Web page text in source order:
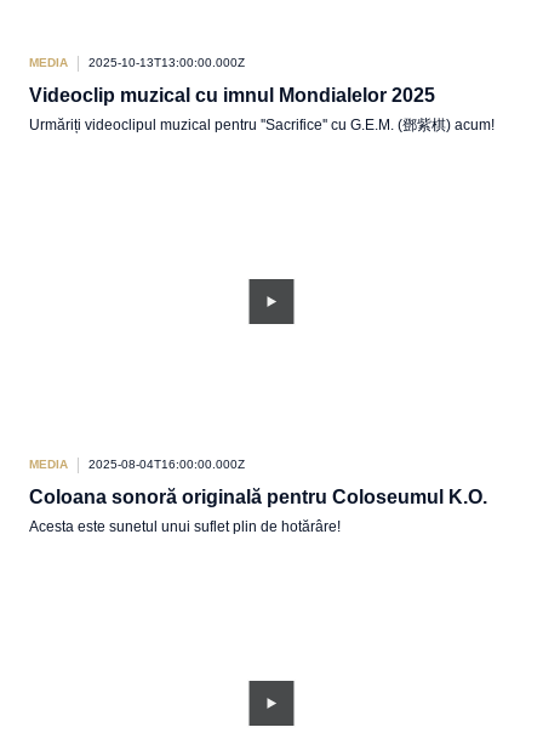
MEDIA 2025-10-13T13:00:00.000Z
Videoclip muzical cu imnul Mondialelor 2025
Urmăriți videoclipul muzical pentru ''Sacrifice'' cu G.E.M. (鄧紫棋) acum!
MEDIA 2025-08-04T16:00:00.000Z
Coloana sonoră originală pentru Coloseumul K.O.
Acesta este sunetul unui suflet plin de hotărâre!